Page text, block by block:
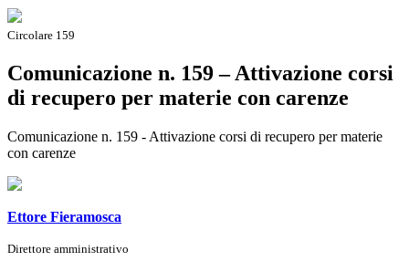
Circolare 159
Comunicazione n. 159 – Attivazione corsi
di recupero per materie con carenze
Comunicazione n. 159 - Attivazione corsi di recupero per materie
con carenze
Ettore Fieramosca
Direttore amministrativo